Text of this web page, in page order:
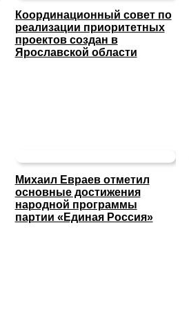
Координационный совет по
реализации приоритетных
проектов создан в
Ярославской области
Михаил Евраев отметил
основные достижения
народной программы
партии «Единая Россия»